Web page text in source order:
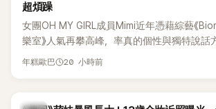
超煩躁
女團OH MY GIRL成員Mimi近年憑藉綜藝《
樂室》人氣再攀高峰，率真的個性與獨特說話
造鮮明形象。不過近日，韓國知名論壇卻出現
年糕歐巴 20 小時前
韓星